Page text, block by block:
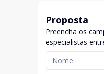
Proposta
Preencha os
especialistas